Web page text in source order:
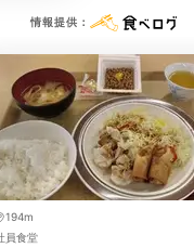
情報提供：
194m
員食堂